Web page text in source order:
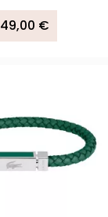
49,00 €